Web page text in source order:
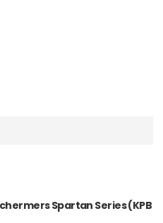
Spartan Series (KPB